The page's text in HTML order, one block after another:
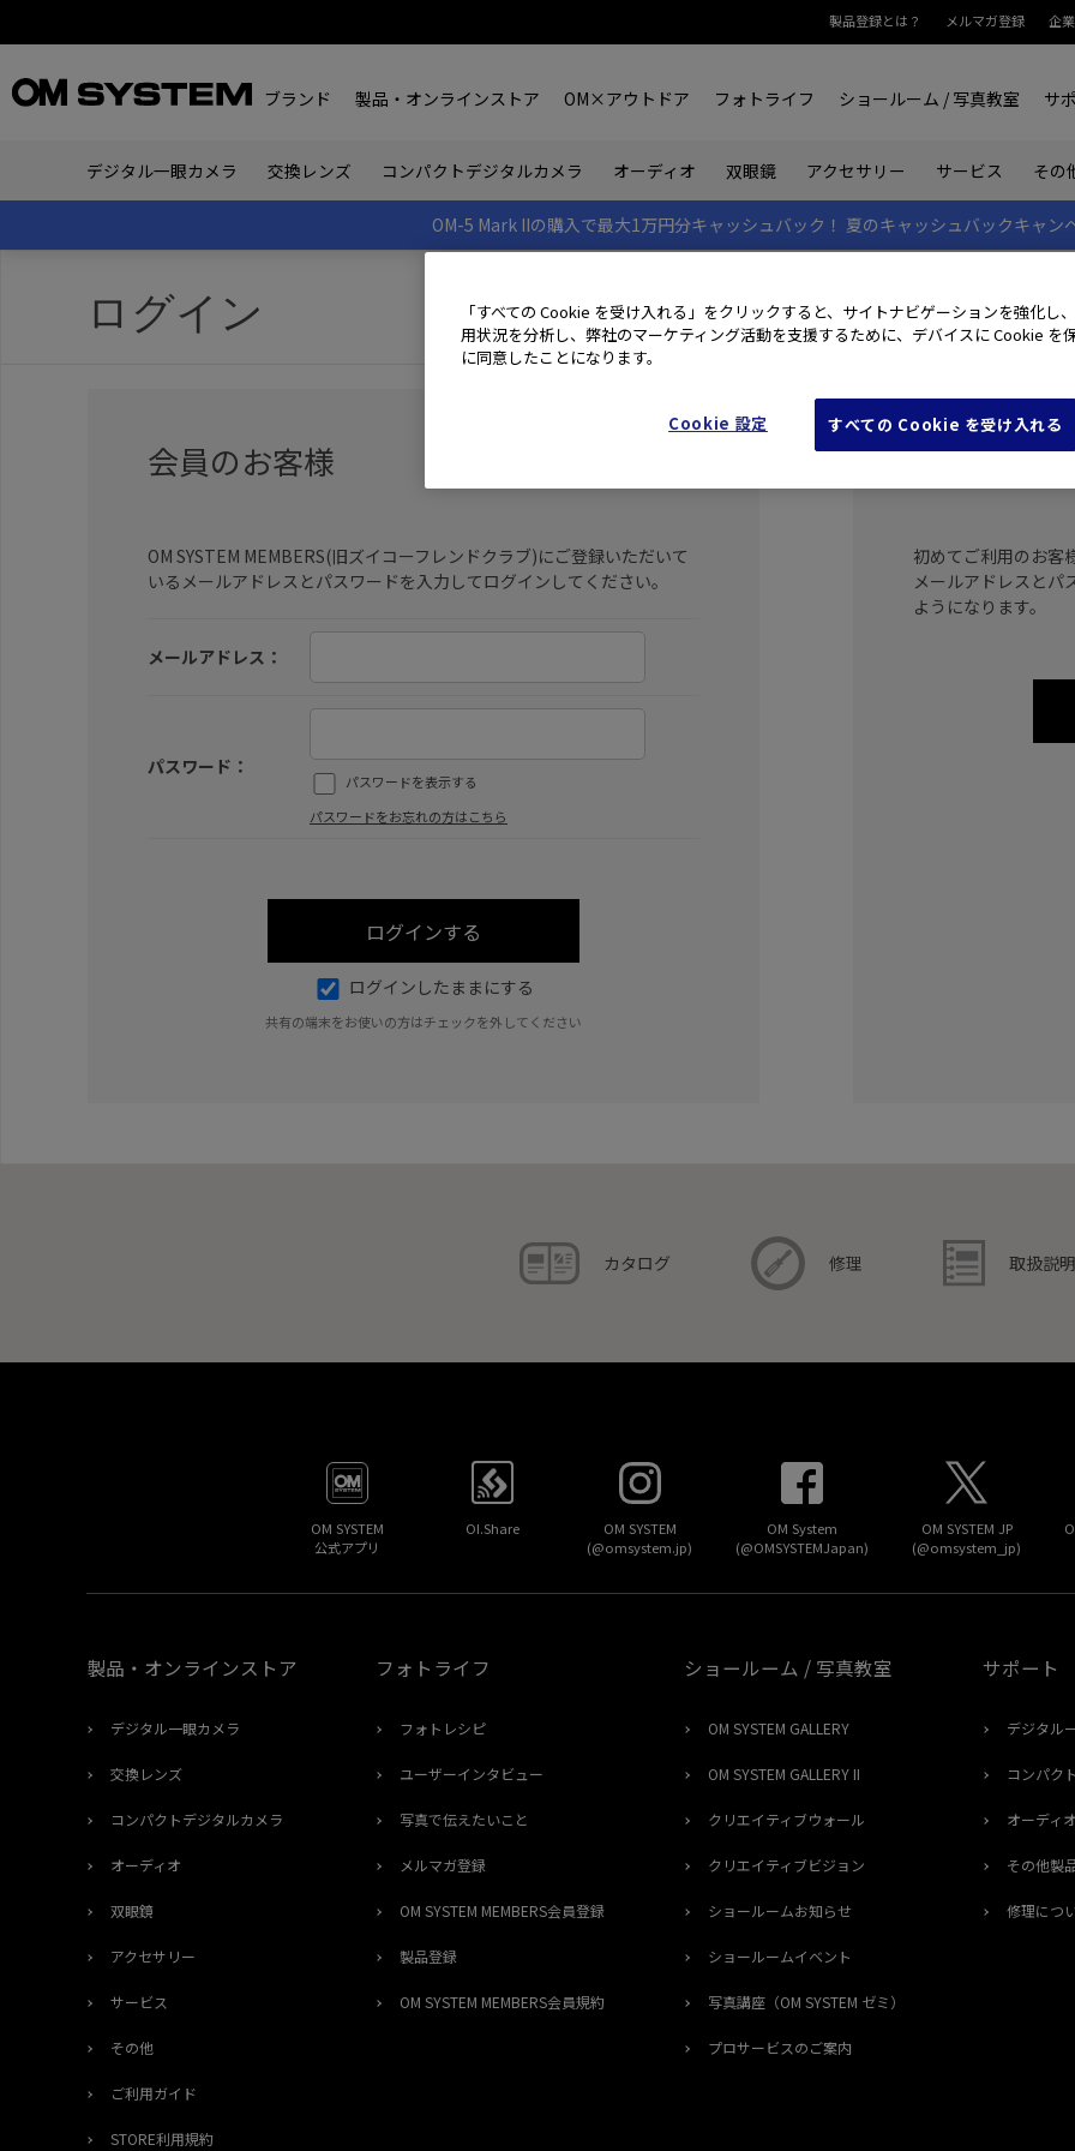
製品登録とは？ メルマガ登録 企
ブランド 製品・オンラインストア OM×アウトドア フォトライフ ショールーム / 写真教室 サ
デジタル一眼カメラ 交換レンズ コンパクトデジタルカメラ オーディオ 双眼鏡 アクセサリー サービス その
OM-5 Mark IIの購入で最大1万円分キャッシュバック！ 夏のキャッシュバックキャン
ログイン
会員のお客様
OM SYSTEM MEMBERS(旧ズイコーフレンドクラブ)にご登録いただいて
いるメールアドレスとパスワードを入力してログインしてください。
メールアドレス：
パスワード：
パスワードを表示する
パスワードをお忘れの方はこちら
ログインしたままにする
共有の端末をお使いの方はチェックを外してください
初めてご
初めてご利用のお客
メールアドレスとパ
ようになります。
カタログ 修理 取扱説
OM SYSTEM
公式アプリ
OI.Share
OM SYSTEM
(@omsystem.jp)
OM System
(@OMSYSTEMJapan)
OM SYSTEM JP
(@omsystem_jp)
製品・オンラインストア
デジタル一眼カメラ
交換レンズ
コンパクトデジタルカメラ
オーディオ
双眼鏡
アクセサリー
サービス
その他
ご利用ガイド
STORE利用規約
フォトライフ
フォトレシピ
ユーザーインタビュー
写真で伝えたいこと
メルマガ登録
OM SYSTEM MEMBERS会員登録
製品登録
OM SYSTEM MEMBERS会員規約
ショールーム / 写真教室
OM SYSTEM GALLERY
OM SYSTEM GALLERY II
クリエイティブウォール
クリエイティブビジョン
ショールームお知らせ
ショールームイベント
写真講座（OM SYSTEM ゼミ）
プロサービスのご案内
サポート
デジタル
コンパク
オーディオ
その他製
修理につ
「すべての Cookie を受け入れる」をクリックすると、サイトナビゲーションを強化し
用状況を分析し、弊社のマーケティング活動を支援するために、デバイスに Cookie を
に同意したことになります。
Cookie 設定 すべての Cookie を受け入れる